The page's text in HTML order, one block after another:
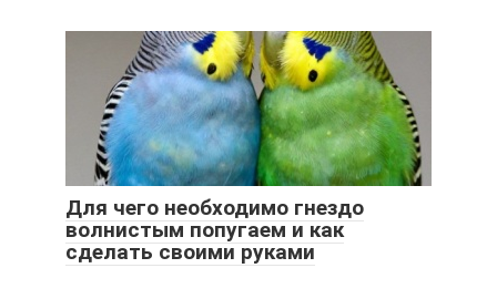
Для чего необходимо гнездо
волнистым попугаем и как
сделать своими руками